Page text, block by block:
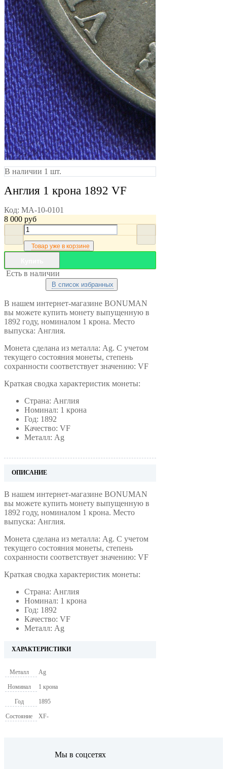
В наличии 1 шт.
Англия 1 крона 1892 VF
Код: MA-10-0101
8 000 руб
Товар уже в корзине
Есть в наличии
В список избранных
В нашем интернет-магазине BONUMAN
вы можете купить монету выпущенную в
1892 году, номиналом 1 крона. Место
выпуска: Англия.
Монета сделана из металла: Ag. С учетом
текущего состояния монеты, степень
сохранности соответствует значению: VF
Краткая сводка характеристик монеты:
Страна: Англия
Номинал: 1 крона
Год: 1892
Качество: VF
Металл: Ag
ОПИСАНИЕ
В нашем интернет-магазине BONUMAN
вы можете купить монету выпущенную в
1892 году, номиналом 1 крона. Место
выпуска: Англия.
Монета сделана из металла: Ag. С учетом
текущего состояния монеты, степень
сохранности соответствует значению: VF
Краткая сводка характеристик монеты:
Страна: Англия
Номинал: 1 крона
Год: 1892
Качество: VF
Металл: Ag
ХАРАКТЕРИСТИКИ
Металл Ag
Номинал 1 крона
Год 1895
Состояние XF-
Мы в соцсетях